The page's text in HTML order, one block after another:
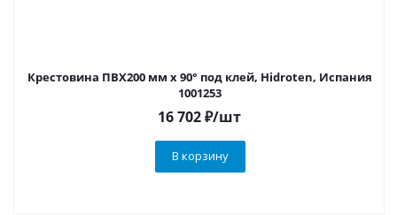
Крестовина ПВХ200 мм х 90° под клей, Hidroten, Испания
1001253
16 702₽/шт
В корзину